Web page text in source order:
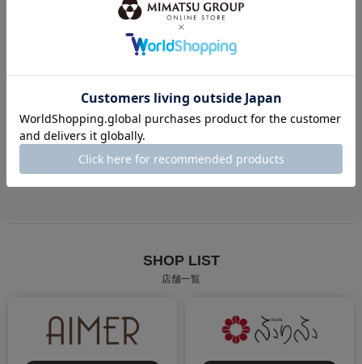
結婚式・披露宴
ステージ・演奏会 入卒・七五三・顔合わせ
お通夜・お葬式 デイリー
卒業式
街歩き 慶事
弔事 花火大会・お祭り
SHOP LIST
店舗一覧